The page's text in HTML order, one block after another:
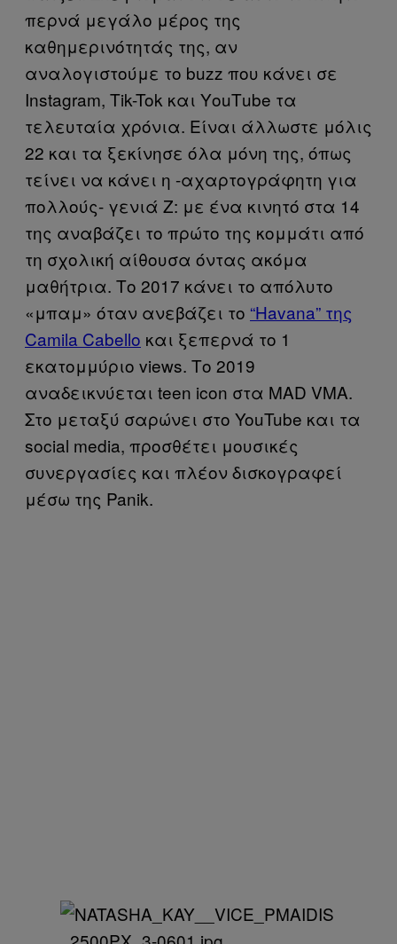
περνά μεγάλο μέρος της
καθημερινότητάς της, αν
αναλογιστούμε το buzz που κάνει σε
Ιnstagram, Tik-Tok και ΥouΤube τα
τελευταία χρόνια. Είναι άλλωστε μόλις
22 και τα ξεκίνησε όλα μόνη της, όπως
τείνει να κάνει η -αχαρτογράφητη για
πολλούς- γενιά Z: με ένα κινητό στα 14
της αναβάζει το πρώτο της κομμάτι από
τη σχολική αίθουσα όντας ακόμα
μαθήτρια. Το 2017 κάνει το απόλυτο
«μπαμ» όταν ανεβάζει το “Havana” της
Camila Cabello και ξεπερνά το 1
εκατομμύριο views. Το 2019
αναδεικνύεται teen icon στα MAD VMA.
Στο μεταξύ σαρώνει στο YouTube και τα
social media, προσθέτει μουσικές
συνεργασίες και πλέον δισκογραφεί
μέσω της Panik.